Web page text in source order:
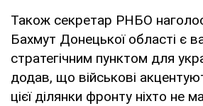
Також секретар РНБО
Бахмут Донецької області є
стратегічним пунктом для
додав, що військові
цієї ділянки фронту ніхто не